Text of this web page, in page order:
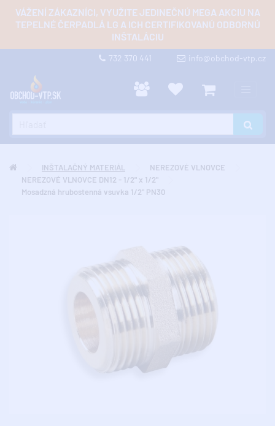
VÁŽENÍ ZÁKAZNÍCI, VYUŽITE JEDINEČNÚ MEGA AKCIU NA
TEPELNÉ ČERPADLÁ LG A ICH CERTIFIKOVANÚ ODBORNÚ
INŠTALÁCIU
732 370 441 info@obchod-vtp.cz
INŠTALAČNÝ MATERIÁL
NEREZOVÉ VLNOVCE
NEREZOVÉ VLNOVCE DN12 - 1/2" x 1/2"
Mosadzná hrubostenná vsuvka 1/2" PN30